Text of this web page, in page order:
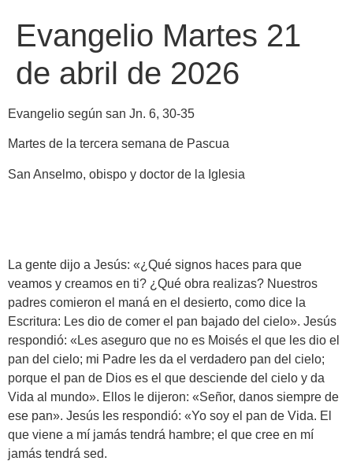
Evangelio Martes 21
de abril de 2026
Evangelio según san Jn. 6, 30-35
Martes de la tercera semana de Pascua
San Anselmo, obispo y doctor de la Iglesia
La gente dijo a Jesús: «¿Qué signos haces para que
veamos y creamos en ti? ¿Qué obra realizas? Nuestros
padres comieron el maná en el desierto, como dice la
Escritura: Les dio de comer el pan bajado del cielo». Jesús
respondió: «Les aseguro que no es Moisés el que les dio el
pan del cielo; mi Padre les da el verdadero pan del cielo;
porque el pan de Dios es el que desciende del cielo y da
Vida al mundo». Ellos le dijeron: «Señor, danos siempre de
ese pan». Jesús les respondió: «Yo soy el pan de Vida. El
que viene a mí jamás tendrá hambre; el que cree en mí
jamás tendrá sed.